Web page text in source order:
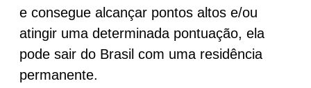
e consegue alcançar pontos altos e/ou
atingir uma determinada pontuação, ela
pode sair do Brasil com uma residência
permanente.